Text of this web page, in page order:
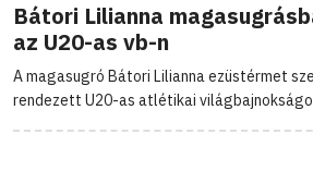
Bátori Lilianna
az U20-as vb-n
A magasugró Bátori Lilianna ezüstérmet
rendezett U20-as atlétikai